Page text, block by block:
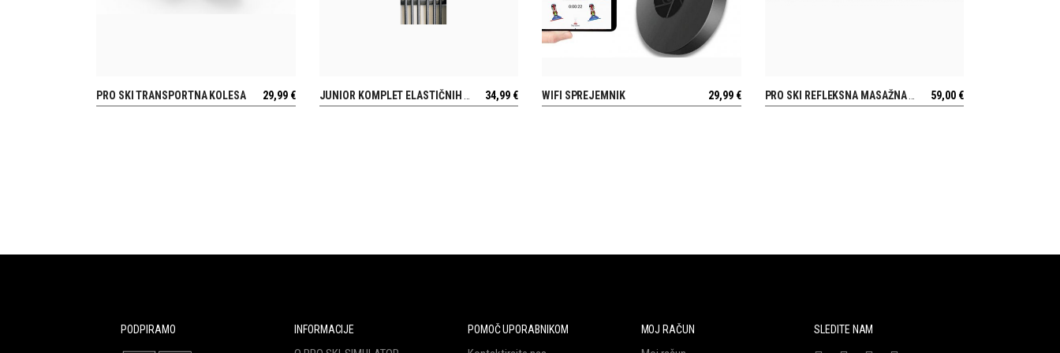
POGLEJ
PRO SKI TRANSPORTNA KOLESA 29,99 € POGLEJ
JUNIOR KOMPLET ELASTIČNIH VRVI (6 KOSOV X 1,0 M)
34,99 € POGLEJ
WIFI SPREJEMNIK 29,99 € POGLEJ
PRO SKI REFLEKSNA MASAŽNA BLAZINICA (2 KOSA)
59,00 €
PODPIRAMO INFORMACIJE POMOČ UPORABNIKOM MOJ RAČUN SLEDITE NAM